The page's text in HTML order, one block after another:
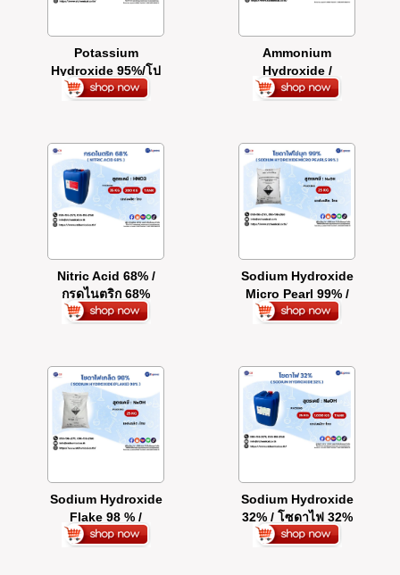
Potassium
Hydroxide 95%/โป
ตัสเซียม ไฮดรอกไซด์
Ammonium
Hydroxide /
แอมโมเนียน้ำ
Nitric Acid 68% /
กรดไนตริก 68%
Sodium Hydroxide
Micro Pearl 99% /
โซดาไฟ ไข่มุก 99%
Sodium Hydroxide
Flake 98 % /
โซดาไฟ เกล็ด 98%
Sodium Hydroxide
32% / โซดาไฟ 32%